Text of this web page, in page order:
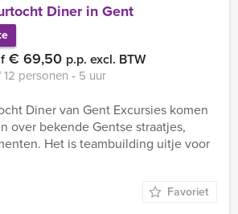
Diner in Gent
€ 69,50 p.p. excl. BTW
12 personen ‐ 5 uur
Diner van Gent Excursies komen
over bekende Gentse straatjes,
Het is teambuilding uitje voor
Favoriet